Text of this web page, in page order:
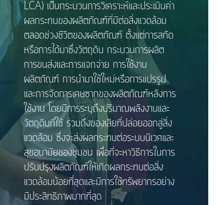
LCA) เป็นกระบวนการวิเคราะห์และประเมินค่า
ผลกระทบของผลิตภัณฑ์ที่มีต่อสิ่งแวดล้อม
ตลอดช่วงชีวิตของผลิตภัณฑ์ ตั้งแต่การสกัด
หรือการได้มาซึ่งวัตถุดิบ กระบวนการผลิต
การขนส่งและการแจกจ่าย การใช้งาน
ผลิตภัณฑ์ การนำมาใช้ใหม่หรือการแปรรูป
และการจัดการเศษซากของผลิตภัณฑ์หลังการ
ใช้งาน โดยมีการระบุถึงปริมาณพลังงานและ
วัตถุดิบที่ใช้ รวมถึงของเสียที่ปล่อยออกสู่สิ่ง
แวดล้อม ซึ่งจะส่งผลกระทบต่อระบบนิเวศและ
สุขอนามัยของชุมชน เพื่อที่จะหาวิธีการในการ
ปรับปรุงผลิตภัณฑ์ให้เกิดผลกระทบต่อสิ่ง
แวดล้อมน้อยที่สุดและมีการใช้ทรัพยากรอย่าง
มีประสิทธิภาพมากที่สุด